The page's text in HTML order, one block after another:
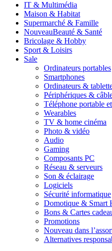
IT & Multimédia
Maison & Habitat
Supermarché & Famille
NouveauBeauté & Santé
Bricolage & Hobby
Sport & Loisirs
Sale
Ordinateurs portables
Smartphones
Ordinateurs &
Périphériques &
Téléphone portable
Wearables
TV & home cinéma
Photo & vidéo
Audio
Gaming
Composants PC
Réseau & serveurs
Son & éclairage
Logiciels
Sécurité informatique
Domotique & Smart
Bons & Cartes
Promotions
Nouveau dans
Alternatives